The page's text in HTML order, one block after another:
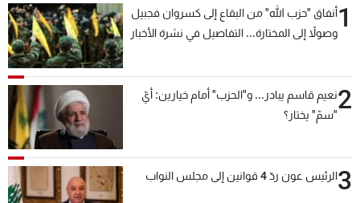
1أنفاق "حزب الله" من البقاع إلى كسروان فجبيل
وصولاً إلى المختارة... التفاصيل في نشرة الأخبار
2نعيم قاسم يبادر... و"الحزب" أمام خيارين: أيّ
"سمّ" يختار؟
3الرئيس عون ردّ 4 قوانين إلى مجلس النواب